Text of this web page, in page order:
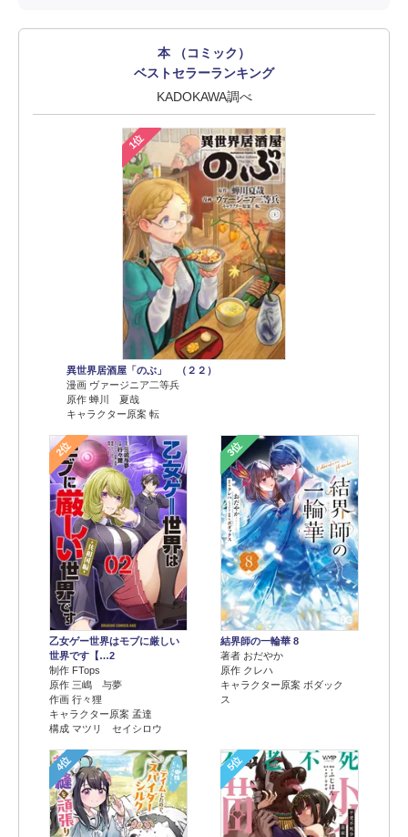
本 （コミック）
ベストセラーランキング
KADOKAWA調べ
1位
異世界居酒屋「のぶ」 （２２）
漫画 ヴァージニア二等兵
原作 蝉川 夏哉
キャラクター原案 転
2位
乙女ゲー世界はモブに厳しい
世界です【…2
制作 FTops
原作 三嶋 与夢
作画 行々狸
キャラクター原案 孟達
構成 マツリ セイシロウ
3位
結界師の一輪華 8
著者 おだやか
原作 クレハ
キャラクター原案 ボダック
ス
4位 5位